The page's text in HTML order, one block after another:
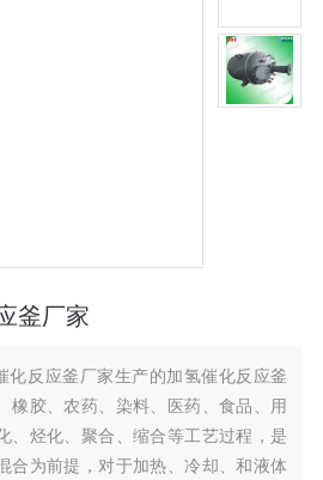
釜厂家
化反应釜厂家生产的加氢催化反应釜
橡胶、农药、染料、医药、食品、用
、烃化、聚合、缩合等工艺过程，是
合为前提，对于加热、冷却、和液体